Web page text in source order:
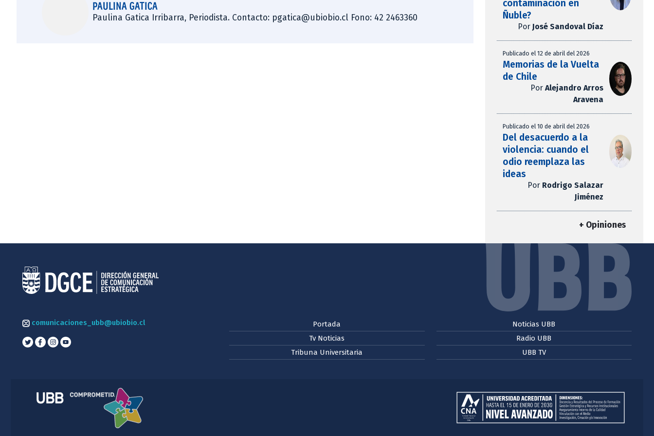
PAULINA GATICA
Paulina Gatica Irribarra, Periodista. Contacto: pgatica@ubiobio.cl Fono: 42 2463360
contaminación en
Ñuble?
Por José Sandoval Díaz
Publicado el 12 de abril del 2026
Memorias de la Vuelta
de Chile
Por Alejandro Arros
Aravena
Publicado el 10 de abril del 2026
Del desacuerdo a la
violencia: cuando el
odio reemplaza las
ideas
Por Rodrigo Salazar
Jiménez
+ Opiniones
comunicaciones_ubb@ubiobio.cl
Portada
Tv Noticias
Tribuna Universitaria
Noticias UBB
Radio UBB
UBB TV